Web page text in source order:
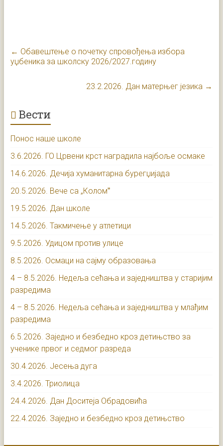
← Обавештење о почетку спровођењa избора
уџбеника за школску 2026/2027.годину
23.2.2026. Дан матерњег језика →
Вести
Понос наше школе
3.6.2026. ГО Црвени крст наградила најбоље осмаке
14.6.2026. Дечија хуманитарна бурегџијада
20.5.2026. Вече са „Коломˮ
19.5.2026. Дан школе
14.5.2026. Такмичење у атлетици
9.5.2026. Удицом против улице
8.5.2026. Осмаци на сајму образовања
4 – 8.5.2026. Недеља сећања и заједништва у старијим
разредима
4 – 8.5.2026. Недеља сећања и заједништва у млађим
разредима
6.5.2026. Заједно и безбедно кроз детињство за
ученике првог и седмог разреда
30.4.2026. Јесења дуга
3.4.2026. Триолица
24.4.2026. Дан Доситеја Обрадовића
22.4.2026. Заједно и безбедно кроз детињство